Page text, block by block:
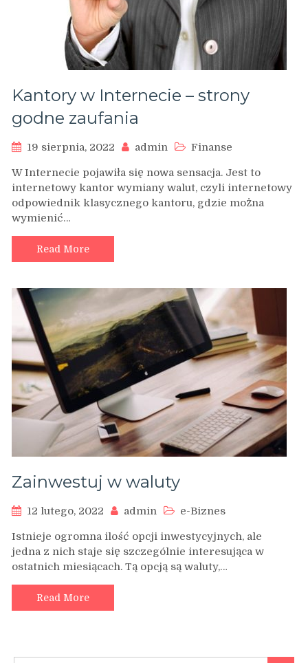
Kantory w Internecie – strony
godne zaufania
19 sierpnia, 2022 admin Finanse
W Internecie pojawiła się nowa sensacja. Jest to
internetowy kantor wymiany walut, czyli internetowy
odpowiednik klasycznego kantoru, gdzie można
wymienić…
Read More
Zainwestuj w waluty
12 lutego, 2022 admin e-Biznes
Istnieje ogromna ilość opcji inwestycyjnych, ale
jedna z nich staje się szczególnie interesująca w
ostatnich miesiącach. Tą opcją są waluty,…
Read More